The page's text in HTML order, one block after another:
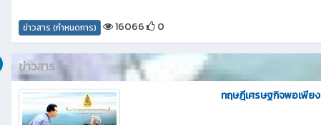
ข่าวสาร (กำหนดการ) 16066 0
ข่าวสาร
ทฤษฎีเศรษฐกิจพอเพียง